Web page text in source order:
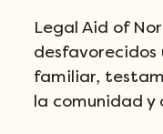
Legal Aid of
desfavorecidos
familiar,
la comunidad